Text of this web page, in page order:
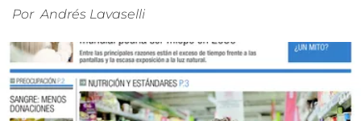
Por Andrés Lavaselli